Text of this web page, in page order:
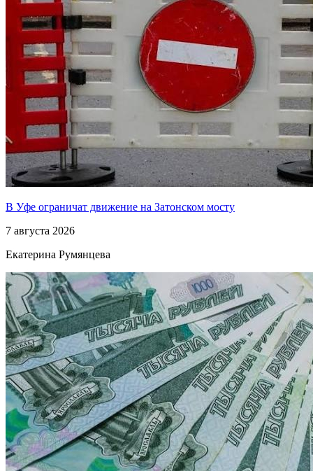
В Уфе ограничат движение на Затонском мосту
7 августа 2026
Екатерина Румянцева